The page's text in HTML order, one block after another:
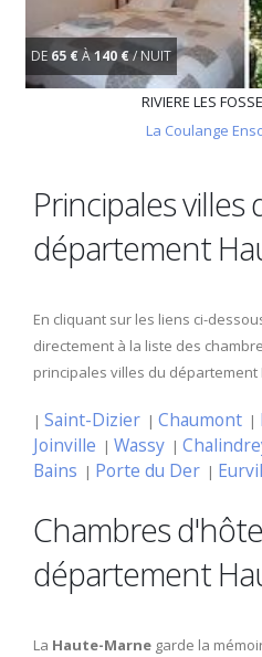
DE 65 €À140 €/ NUIT
RIVIERE LES
La Coulange
Principales villes
département
En cliquant sur les liens ci-
directement à la liste des
principales villes du département
| Saint-Dizier | Chaumont |
Joinville | Wassy |
Bains | Porte du Der |
Chambres
département
La Haute-Marne garde la